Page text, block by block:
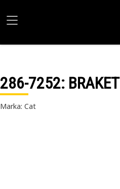
286-7252: BRAKET
Marka: Cat